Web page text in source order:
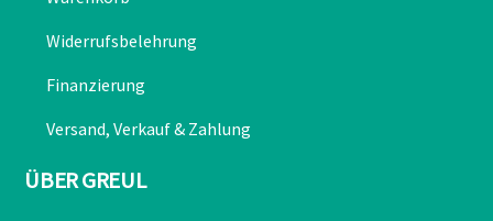
Widerrufsbelehrung
Finanzierung
Versand, Verkauf & Zahlung
ÜBER GREUL